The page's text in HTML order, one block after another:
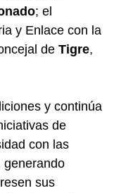
; el
y Enlace con la
de Tigre,
y continúa
de
con las
generando
sus